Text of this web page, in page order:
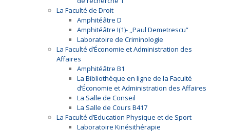
La Faculté de Droit
Amphitéâtre D
Amphitéâtre I(1)- ,,Paul Demetrescu”
Laboratoire de Criminologie
La Faculté d’Économie et Administration des
Affaires
Amphitéâtre B1
La Bibliothèque en ligne de la Faculté
d’Économie et Administration des Affaires
La Salle de Conseil
La Salle de Cours B417
La Faculté d’Education Physique et de Sport
Laboratoire Kinésithérapie